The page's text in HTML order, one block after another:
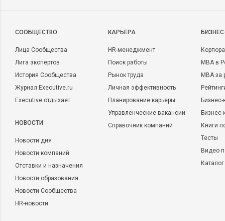
CООБЩЕСТВО
Лица Сообщества
Лига экспертов
История Сообщества
Журнал Executive.ru
Executive отдыхает
НОВОСТИ
Новости дня
Новости компаний
Отставки и назначения
Новости образования
Новости Сообщества
HR-новости
КАРЬЕРА
HR-менеджмент
Поиск работы
Рынок труда
Личная эффективность
Планирование карьеры
Управленческие вакансии
Справочник компаний
MBA в
MBA
Бизнес-
Книги
Тесты
Видео